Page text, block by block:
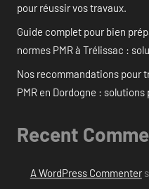
pour réussir vos travaux.
Guide complet pour bien
normes PMR à Trélissac :
Nos recommandations pour
PMR en Dordogne :
Recent
A WordPress Commenter